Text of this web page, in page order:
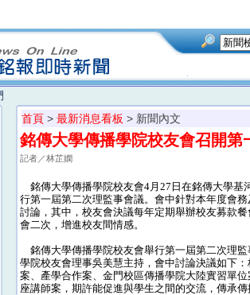
首頁 > 最新消息看板 > 新聞內文
銘傳大學傳播學院校友會召開第
記者／林芷嫻
銘傳大學傳播學院校友會4月27日在銘傳大學基
行第一屆第二次理監事會議。會中針對本年度會
討論，其中，校友會決議每年定期舉辦校友募款
會二次，增進校友間情感。
銘傳大學傳播學院校友會舉行第一屆第二次理
學院校友會理事吳美慧主持，會中討論決議如下
案、產學合作案、金門校區傳播學院大陸實習單
座講師案，期許能促進與學生之間的交流，傳承